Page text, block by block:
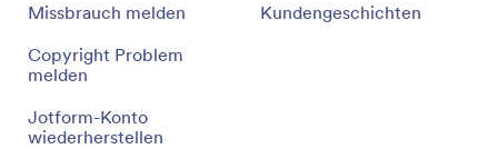
Missbrauch melden
Copyright Problem
melden
Jotform-Konto
wiederherstellen
Kundengeschichten